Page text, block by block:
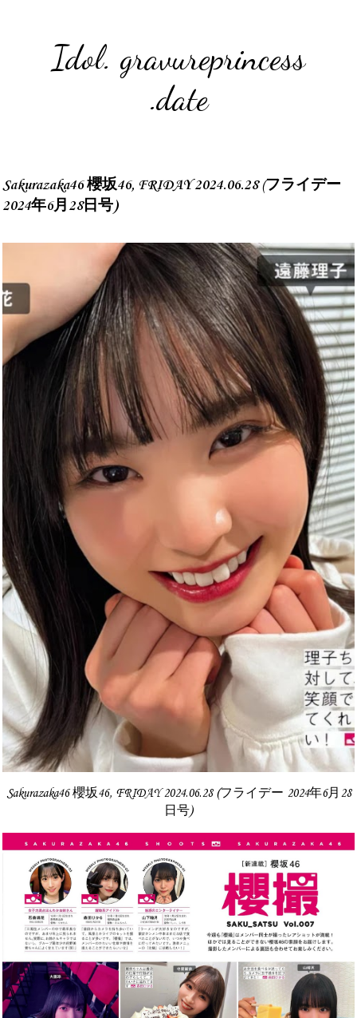
Idol. gravureprincess
.date
Sakurazaka46 櫻坂46, FRIDAY 2024.06.28 (フライデー
2024年6月28日号)
Sakurazaka46 櫻坂46, FRIDAY 2024.06.28 (フライデー 2024年6月28
日号)